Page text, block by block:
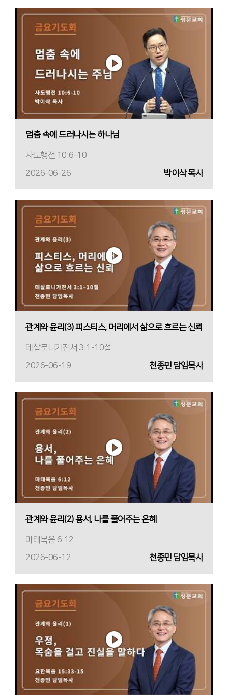
멈춤 속에 드러나시는 하나님
사도행전 10:6-10
2026-06-26
박이삭 목사
관계와 윤리(3) 피스티스, 머리에서 삶으로 흐르는 신뢰
데살로니가전서 3:1-10절
2026-06-19
천종민 담임목사
관계와 윤리(2) 용서, 나를 풀어주는 은혜
마태복음 6:12
2026-06-12
천종민 담임목사